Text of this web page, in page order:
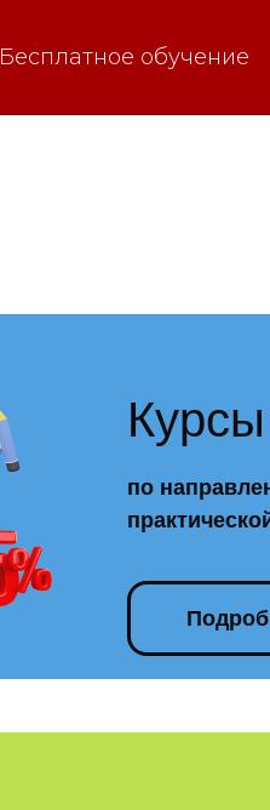
Бесплатное обучение
по
Курсы